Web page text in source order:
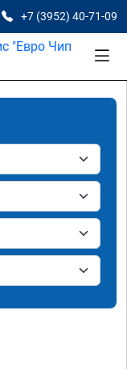
+7 (3952) 40-71-09